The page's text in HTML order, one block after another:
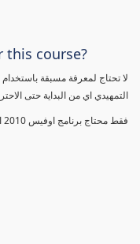
this course?
لا تحتاج لمعرفة مسبقة
التمهيدي اي من البداية حتى
فقط محتاج برنامج اوفيس 2010 او احدث